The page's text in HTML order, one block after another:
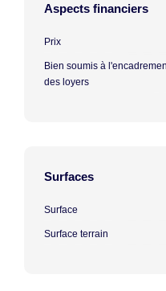
Aspects financiers
Prix
Bien soumis à
des loyers
Surfaces
Surface
Surface terrain